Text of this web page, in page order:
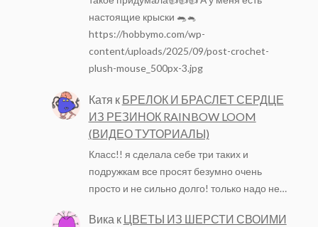
настоящие крыски 🐀🐁
https://hobbymo.com/wp-
content/uploads/2025/09/post-crochet-
plush-mouse_500px-3.jpg
Катя к БРЕЛОК И БРАСЛЕТ СЕРДЦЕ
ИЗ РЕЗИНОК RAINBOW LOOM
(ВИДЕО ТУТОРИАЛЫ)
Класс!! я сделала себе три таких и
подружкам все просят безумно очень
просто и не сильно долго! только надо не…
Вика к ЦВЕТЫ ИЗ ШЕРСТИ СВОИМИ